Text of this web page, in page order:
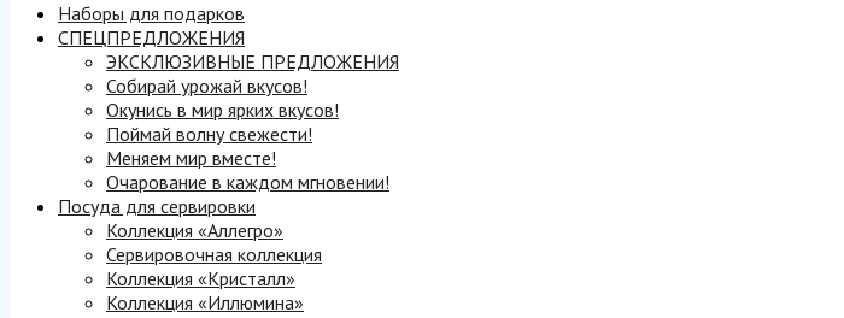
Наборы для подарков
СПЕЦПРЕДЛОЖЕНИЯ
ЭКСКЛЮЗИВНЫЕ ПРЕДЛОЖЕНИЯ
Собирай урожай вкусов!
Окунись в мир ярких вкусов!
Поймай волну свежести!
Меняем мир вместе!
Очарование в каждом мгновении!
Посуда для сервировки
Коллекция «Аллегро»
Сервировочная коллекция
Коллекция «Кристалл»
Коллекция «Иллюмина»